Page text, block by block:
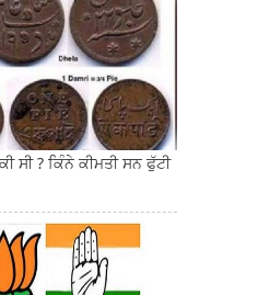
ਸੀ ? ਕਿੰਨੇ ਕੀਮਤੀ ਸਨ ਫੁੱਟੀ